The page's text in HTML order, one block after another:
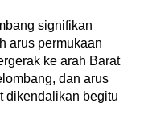
signifikan
arus permukaan
ke arah Barat
dan arus
dikendalikan begitu